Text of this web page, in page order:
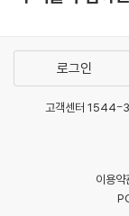
며 끊임없이 아이들
■ 대형 판형과 세련
다!’는 것이다. 거인
으로써 ‘작디작은 아
도가 엿보인다. 또한
가 어우러져 《거인
로그인
고객센터 1544-
이용약